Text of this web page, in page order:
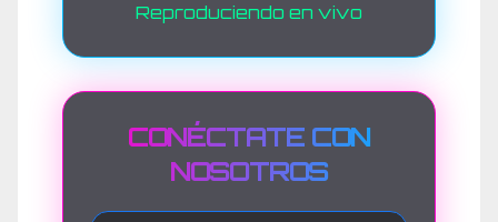
Reproduciendo en vivo
CONÉCTATE CON
NOSOTROS